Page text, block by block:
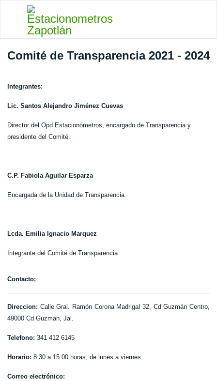
Comité de Transparencia 2021 - 2024
Integrantes:
Lic. Santos Alejandro Jiménez Cuevas
Director del Opd Estacionómetros, encargado de Transparencia y
presidente del Comité.
C.P. Fabiola Aguilar Esparza
Encargada de la Unidad de Transparencia
Lcda. Emilia Ignacio Marquez
Integrante del Comité de Transparencia
Contacto:
Direccion: Calle Gral. Ramón Corona Madrigal 32, Cd Guzmán Centro,
49000 Cd Guzman, Jal.
Telefono: 341 412 6145
Horario: 8:30 a 15:00 horas, de lunes a viernes.
Correo electrónico: